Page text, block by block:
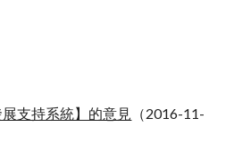
支持系統】的意見 （2016-11-